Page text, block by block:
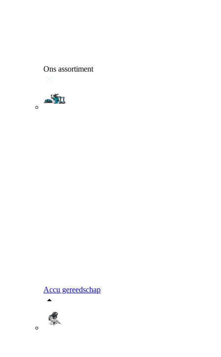
Ons assortiment
Accu gereedschap